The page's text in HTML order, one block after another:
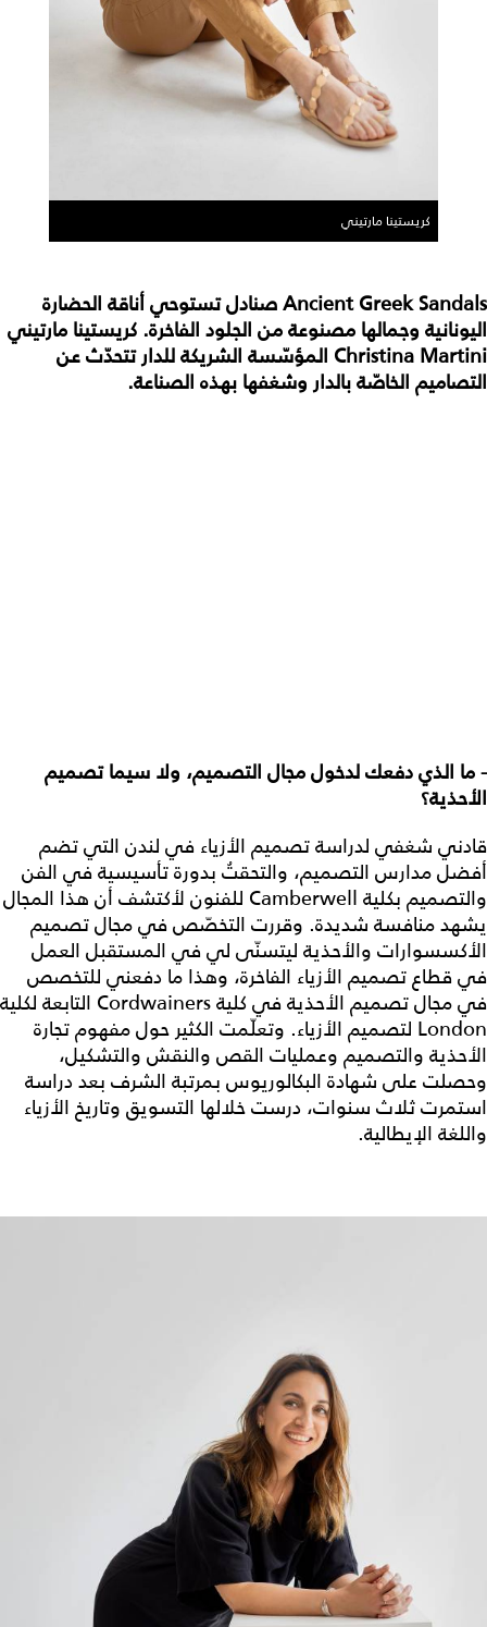
كريستينا مارتيني
Ancient Greek Sandals صنادل تستوحي أناقة الحضارة
اليونانية وجمالها مصنوعة من الجلود الفاخرة. كريستينا مارتيني
Christina Martini المؤسّسة الشريكة للدار تتحدّث عن
التصاميم الخاصّة بالدار وشغفها بهذه الصناعة.
- ما الذي دفعك لدخول مجال التصميم، ولا سيما تصميم
الأحذية؟
قادني شغفي لدراسة تصميم الأزياء في لندن التي تضم
أفضل مدارس التصميم، والتحقتُ بدورة تأسيسية في الفن
والتصميم بكلية Camberwell للفنون لأكتشف أن هذا المجال
يشهد منافسة شديدة. وقررت التخصّص في مجال تصميم
الأكسسوارات والأحذية ليتسنّى لي في المستقبل العمل
في قطاع تصميم الأزياء الفاخرة، وهذا ما دفعني للتخصص
في مجال تصميم الأحذية في كلية Cordwainers التابعة لكلية
London لتصميم الأزياء. وتعلّمت الكثير حول مفهوم تجارة
الأحذية والتصميم وعمليات القص والنقش والتشكيل،
وحصلت على شهادة البكالوريوس بمرتبة الشرف بعد دراسة
استمرت ثلاث سنوات، درست خلالها التسويق وتاريخ الأزياء
واللغة الإيطالية.